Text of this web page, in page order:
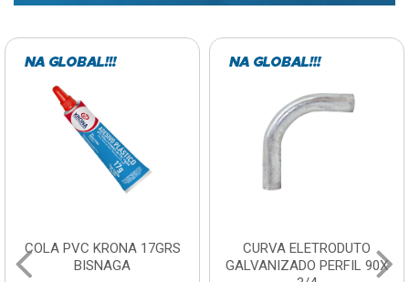
COLA PVC KRONA 17GRS
BISNAGA
CURVA ELETRODUTO
GALVANIZADO PERFIL 90X